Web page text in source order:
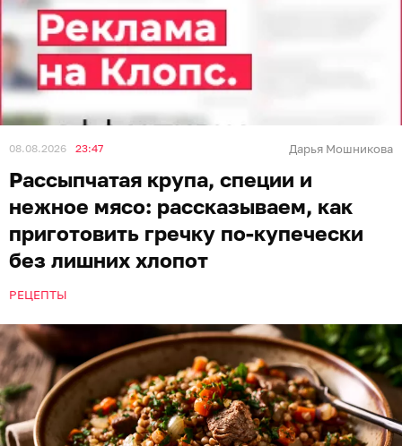
08.08.2026 23:47 Дарья Мошникова
Рассыпчатая крупа, специи и
нежное мясо: рассказываем, как
приготовить гречку по-купечески
без лишних хлопот
РЕЦЕПТЫ